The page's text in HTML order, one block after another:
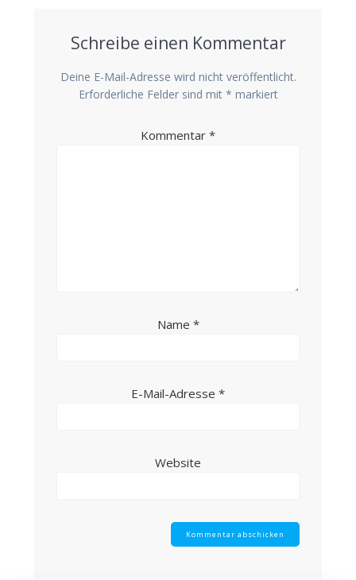
Schreibe einen Kommentar
Deine E-Mail-Adresse wird nicht veröffentlicht.
Erforderliche Felder sind mit * markiert
Kommentar *
Name *
E-Mail-Adresse *
Website